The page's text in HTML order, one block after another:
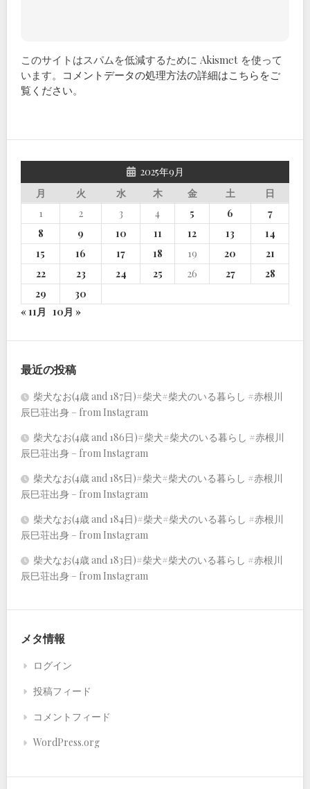
このサイトはスパムを低減するために Akismet を使って
います。 コメントデータの処理方法の詳細はこちらをご
覧ください。
2025年9月
月
火 水 木 金 土
日
1
2 3 4 5 6
7
8
9 10 11 12 13
14
15
16 17 18 19 20
21
22
23 24 25 26 27
28
29
30
« 11月 10月 »
最近の投稿
柴犬なお(4歳 and 187日)#柴犬#柴犬のいる暮らし #赤根川
辰巳荘出身 – from Instagram
柴犬なお(4歳 and 186日)#柴犬#柴犬のいる暮らし #赤根川
辰巳荘出身 – from Instagram
柴犬なお(4歳 and 185日)#柴犬#柴犬のいる暮らし #赤根川
辰巳荘出身 – from Instagram
柴犬なお(4歳 and 184日)#柴犬#柴犬のいる暮らし #赤根川
辰巳荘出身 – from Instagram
柴犬なお(4歳 and 183日)#柴犬#柴犬のいる暮らし #赤根川
辰巳荘出身 – from Instagram
メタ情報
ログイン
投稿フィード
コメントフィード
WordPress.org